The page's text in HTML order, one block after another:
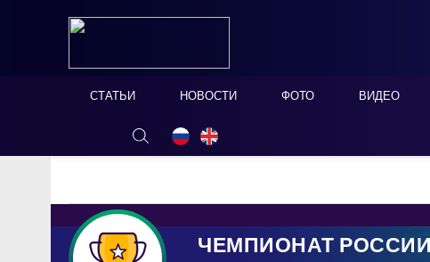
СТАТЬИ НОВОСТИ ФОТО ВИДЕО
ОНЛАЙН ТАБЛО СКРЫТЬ
ЧЕМПИОНАТ РОССИИ